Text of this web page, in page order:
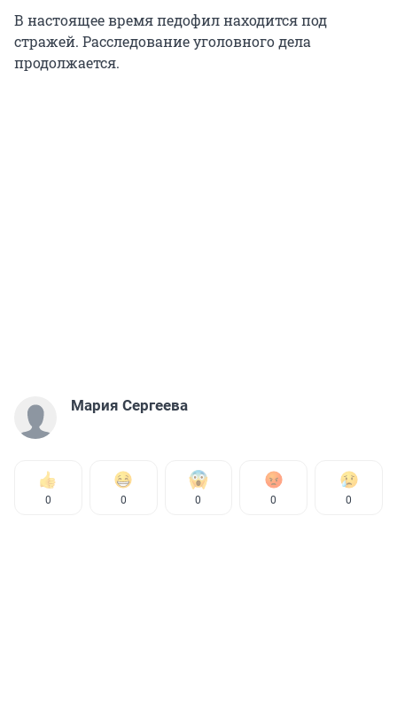
В настоящее время педофил находится под
стражей. Расследование уголовного дела
продолжается.
Мария Сергеева
0 0 0 0 0